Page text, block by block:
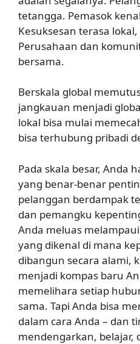
tetangga. Pemasok
Kesuksesan terasa
Perusahaan dan
bersama.
Berskala global
jangkauan menjadi
lokal bisa mulai
bisa terhubung pribadi
Pada skala besar, Anda
yang benar-benar
pelanggan berdampak
dan pemangku
Anda meluas
yang dikenal di mana
dibangun secara alami,
menjadi kompas baru
memelihara setiap
sama. Tapi Anda bisa
dalam cara Anda – dan
mendengarkan, belajar,